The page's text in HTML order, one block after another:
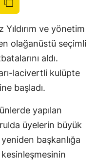
Yıldırım ve yönetim
olağanüstü seçimli
aldı.
lacivertli kulüpte
başladı.
yapılan
üyelerin büyük
başkanlığa